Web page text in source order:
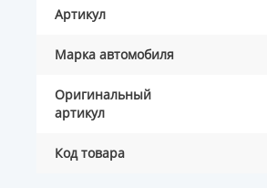
Артикул
Марка автомобиля
Оригинальный
артикул
Код товара